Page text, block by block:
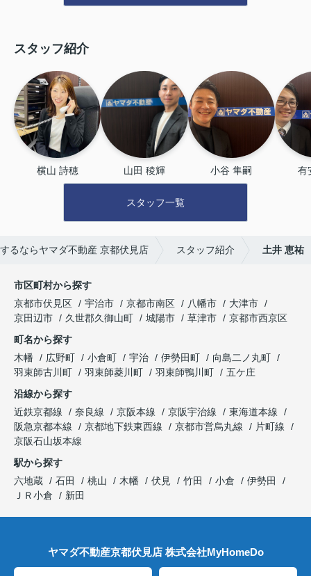
スタッフ紹介
横山 詩穂 山田 稜輝 ⼩⾕ 隼嗣 有
スタッフ一覧
るならヤマダ不動産 京都伏見店 スタッフ紹介 土井 恵祐
市区町村から探す
京都市伏見区
宇治市 京都市南区 八幡市
大津市
京田辺市
久世郡久御山町 城陽市 草津市
京都市西京区
町名から探す
木幡
広野町 小倉町 宇治 伊勢田町
向島二ノ丸町
羽束師古川町
羽束師菱川町 羽束師鴨川町
五ケ庄
沿線から探す
近鉄京都線
奈良線 京阪本線 京阪宇治線
東海道本線
阪急京都本線
京都地下鉄東西線 京都市営烏丸線
片町線
京阪石山坂本線
駅から探す
六地蔵
石田 桃山 木幡 伏見 竹田 小倉
伊勢田
ＪＲ小倉
新田
ヤマダ不動産京都伏見店 株式会社MyHomeDo